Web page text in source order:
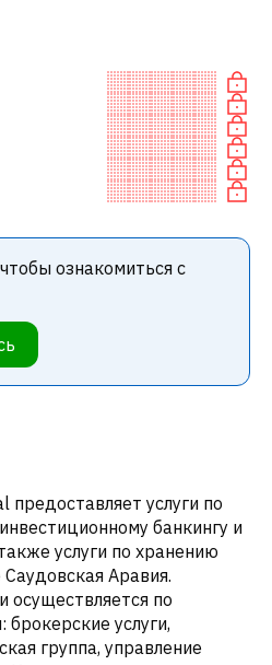
ознакомиться с
предоставляет услуги по
банкингу и
услуги по хранению
Аравия.
осуществляется по
услуги,
группа, управление